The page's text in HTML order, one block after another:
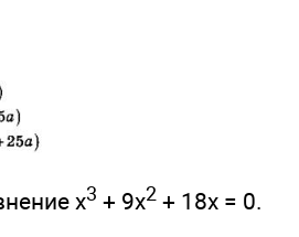
х3 + 9х2 + 18х = 0.